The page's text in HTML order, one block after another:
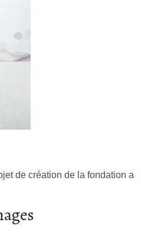
de création de la fondation a